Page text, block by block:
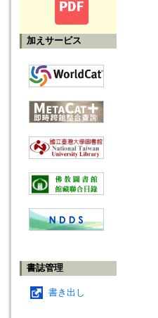
加えサービス
書誌管理
書き出し